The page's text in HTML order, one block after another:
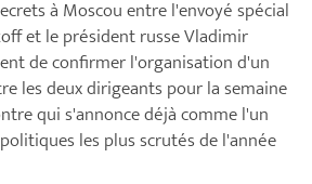
à Moscou entre l'envoyé spécial
et le président russe Vladimir
de confirmer l'organisation d'un
les deux dirigeants pour la semaine
qui s'annonce déjà comme l'un
les plus scrutés de l'année